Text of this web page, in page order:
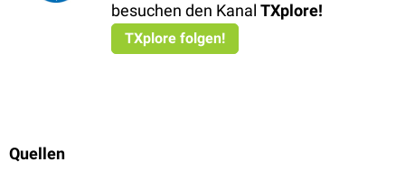
besuchen den Kanal TXplore!
TXplore folgen!
Quellen